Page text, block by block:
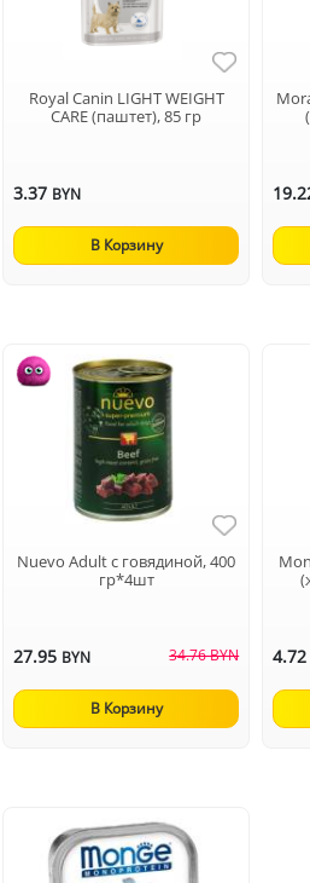
Royal Canin LIGHT WEIGHT
CARE (паштет), 85 гр
3.37 BYN
В Корзину
Nuevo Adult с говядиной, 400
гр*4шт
27.95 BYN 34.76 BYN
В Корзину
4.72